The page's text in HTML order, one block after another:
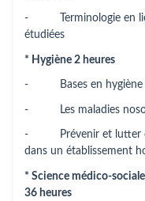
- Terminologie en lien
étudiées
* Hygiène 2 heures
- Bases en hygiène
- Les maladies
- Prévenir et lutter
dans un établissement
* Science médico-
36 heures